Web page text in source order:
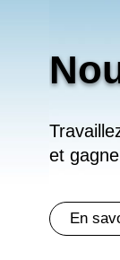
et
En